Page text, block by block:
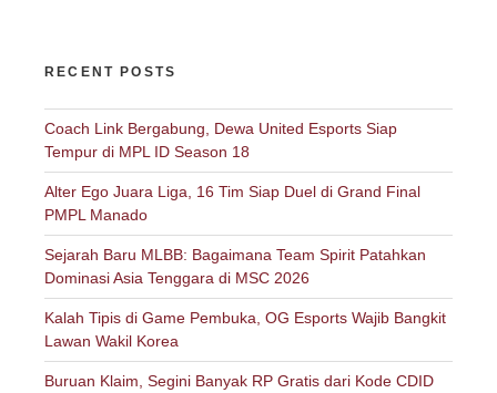
RECENT POSTS
Coach Link Bergabung, Dewa United Esports Siap
Tempur di MPL ID Season 18
Alter Ego Juara Liga, 16 Tim Siap Duel di Grand Final
PMPL Manado
Sejarah Baru MLBB: Bagaimana Team Spirit Patahkan
Dominasi Asia Tenggara di MSC 2026
Kalah Tipis di Game Pembuka, OG Esports Wajib Bangkit
Lawan Wakil Korea
Buruan Klaim, Segini Banyak RP Gratis dari Kode CDID